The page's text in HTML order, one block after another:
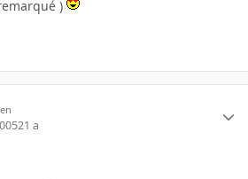
)
21 a